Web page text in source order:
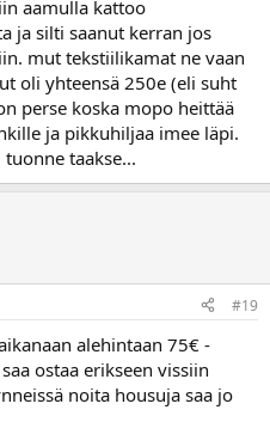
aamulla kattoo
ja silti saanut kerran jos
mut tekstiilikamat ne vaan
oli yhteensä 250e (eli suht
perse koska mopo heittää
ja pikkuhiljaa imee läpi.
taakse...
#19
alehintaan 75€ -
ostaa erikseen vissiin
noita housuja saa jo